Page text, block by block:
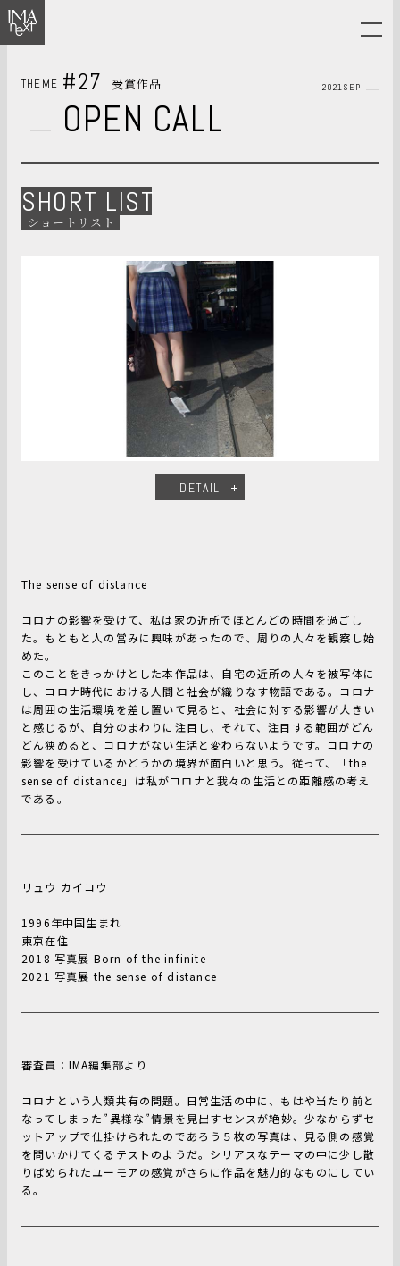
THEME #27 受賞作品 2021SEP
OPEN CALL
SHORT LIST
ショートリスト
DETAIL
The sense of distance
コロナの影響を受けて、私は家の近所でほとんどの時間を過ごし
た。もともと人の営みに興味があったので、周りの人々を観察し始
めた。
このことをきっかけとした本作品は、自宅の近所の人々を被写体に
し、コロナ時代における人間と社会が織りなす物語である。コロナ
は周囲の生活環境を差し置いて見ると、社会に対する影響が大きい
と感じるが、自分のまわりに注目し、それて、注目する範囲がどん
どん狭めると、コロナがない生活と変わらないようです。コロナの
影響を受けているかどうかの境界が面白いと思う。従って、「the
sense of distance」は私がコロナと我々の生活との距離感の考え
である。
リュウ カイコウ
1996年中国生まれ
東京在住
2018 写真展 Born of the infinite
2021 写真展 the sense of distance
審査員：IMA編集部より
コロナという人類共有の問題。日常生活の中に、もはや当たり前と
なってしまった”異様な”情景を見出すセンスが絶妙。少なからずセ
ットアップで仕掛けられたのであろう５枚の写真は、見る側の感覚
を問いかけてくるテストのようだ。シリアスなテーマの中に少し散
りばめられたユーモアの感覚がさらに作品を魅力的なものにしてい
る。